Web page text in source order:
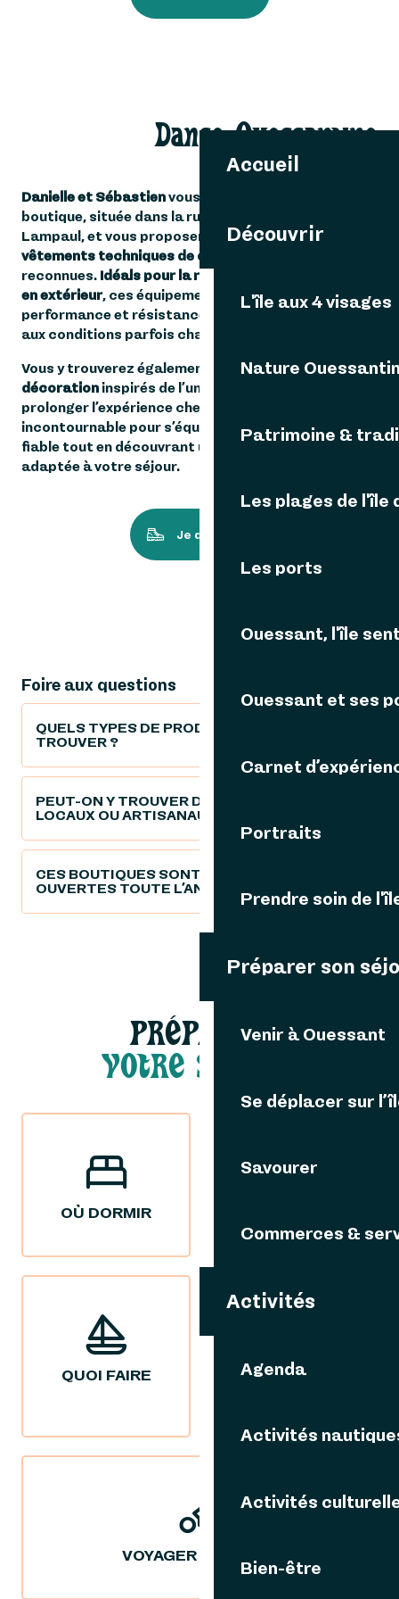
Accueil
Découvrir
L'île aux 4 visages
Nature
Patrimoine &
Les plages de l'île
Les ports
Ouessant, l'île
Ouessant et ses
Carnet
Portraits
Prendre soin de
Préparer son
Venir à Ouessant
Se déplacer sur
Savourer
Commerces &
Activités
Agenda
Activités
Activités
Bien-être
Danse Ouessantine
Danielle et Sébastienvous accueillent dans leur
boutique, située dans la rue principale du bourg de
Lampaul, et vous proposent une sélection de
vêtements techniques de qualité
reconnues. Idéals pour la randonnée et les activités
en extérieur, ces équipements allient confort,
performance et résistance, parfaitement adaptés
aux conditions parfois changeantes de l’île.
Vous y trouverez également des
objets de
décoration inspirés de l’univers ouessantin, pour
prolonger l’expérience chez vous. Une adresse
incontournable pour s’équiper avec du matériel
fiable tout en découvrant une sélection soignée et
adaptée à votre séjour.
Je découvre
Foire aux questions
QUELS TYPES DE PRODUITS PEUT-ON Y
TROUVER ?
PEUT-ON Y TROUVER DES PRODUITS
LOCAUX OU ARTISANAUX ?
CES BOUTIQUES SONT-ELLES
OUVERTES TOUTE L’ANNÉE ?
PRÉPARER
VOTRE SÉJOUR
OÙ DORMIR
QUOI FAIRE
NOS IDÉES
VOYAGER DURABLE